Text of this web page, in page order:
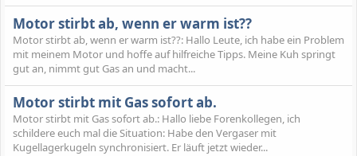
Motor stirbt ab, wenn er warm ist??
Motor stirbt ab, wenn er warm ist??: Hallo Leute, ich habe ein Problem
mit meinem Motor und hoffe auf hilfreiche Tipps. Meine Kuh springt
gut an, nimmt gut Gas an und macht...
Motor stirbt mit Gas sofort ab.
Motor stirbt mit Gas sofort ab.: Hallo liebe Forenkollegen, ich
schildere euch mal die Situation: Habe den Vergaser mit
Kugellagerkugeln synchronisiert. Er läuft jetzt wieder...